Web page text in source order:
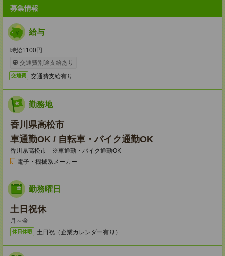
募集情報
給与
時給1100円
交通費別途支給あり
交通費 交通費支給有り
勤務地
香川県高松市
車通勤OK / 自転車・バイク通勤OK
香川県高松市 ※車通勤・バイク通勤OK
電子・機械系メーカー
勤務曜日
土日祝休
月～金
休日休暇 土日祝（企業カレンダー有り）